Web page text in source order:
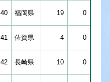
40 福岡県 19 0
41 佐賀県 4 0
42 長崎県 10 0